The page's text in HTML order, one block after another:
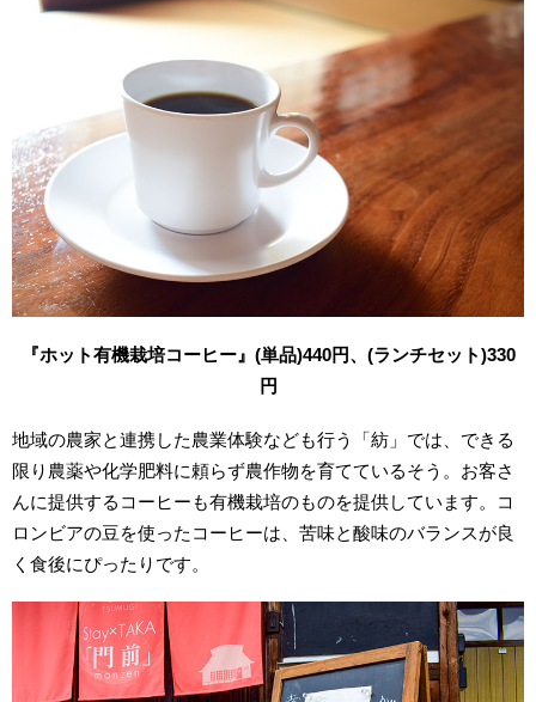
『ホット有機栽培コーヒー』(単品)440円、(ランチセット)330
円
地域の農家と連携した農業体験なども行う「紡」では、できる
限り農薬や化学肥料に頼らず農作物を育てているそう。お客さ
んに提供するコーヒーも有機栽培のものを提供しています。コ
ロンビアの豆を使ったコーヒーは、苦味と酸味のバランスが良
く食後にぴったりです。